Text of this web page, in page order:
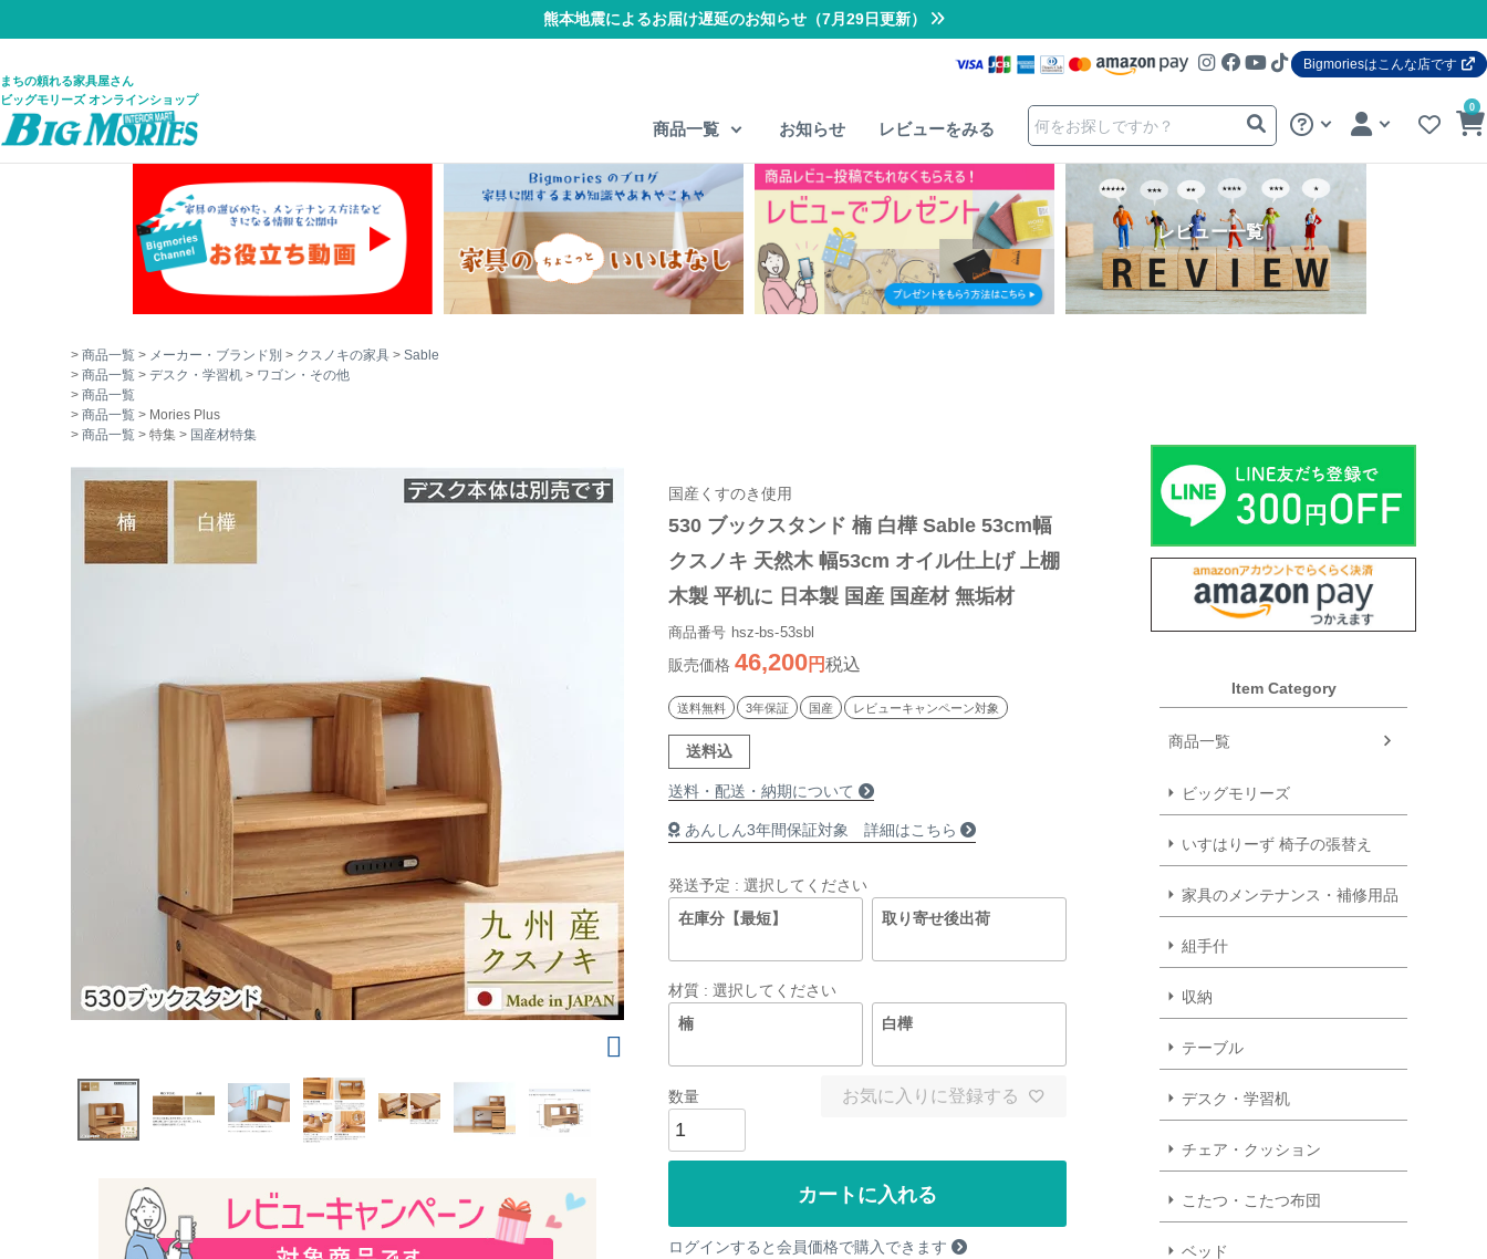
熊本地震によるお届け遅延のお知らせ（7月29日更新）
Bigmoriesはこんな店です
まちの頼れる家具屋さん
ビッグモリーズ オンラインショップ
商品一覧 お知らせ レビューをみる
0
レビュー一覧
商品一覧 メーカー・ブランド別 クスノキの家具
Sable
商品一覧
デスク・学習机
ワゴン・その他
商品一覧
商品一覧
Mories Plus
商品一覧
特集 国産材特集
国産くすのき使用
530 ブックスタンド 楠 白樺 Sable 53cm幅
クスノキ 天然木 幅53cm オイル仕上げ 上棚
木製 平机に 日本製 国産 国産材 無垢材
商品番号 hsz-bs-53sbl
販売価格 46,200 税込
送料無料 3年保証 国産 レビューキャンペーン対象
送料込
送料・配送・納期について
あんしん3年間保証対象 詳細はこちら
発送予定
選択してください
在庫分【最短】
取り寄せ後出荷
材質
選択してください
楠
白樺
お気に入りに登録する
カートに入れる
ログインすると会員価格で購入できます
Item Category
商品一覧
ビッグモリーズ
いすはりーず 椅子の張替え
家具のメンテナンス・補修用品
組手什
収納
テーブル
デスク・学習机
チェア・クッション
こたつ・こたつ布団
ベッド